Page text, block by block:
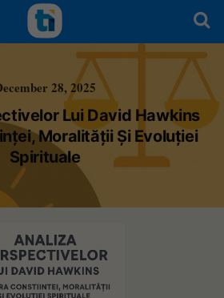
28, 2025
Lui David Hawkins
Moralității Și Evoluției
Spirituale